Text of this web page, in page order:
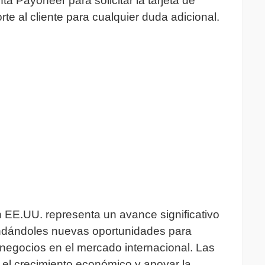
al cliente para cualquier duda adicional.
representa un avance significativo
nuevas oportunidades para
en el mercado internacional. Las